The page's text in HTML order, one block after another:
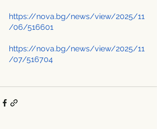
https://nova.bg/news/view/2025/11
/06/516601
https://nova.bg/news/view/2025/11
/07/516704